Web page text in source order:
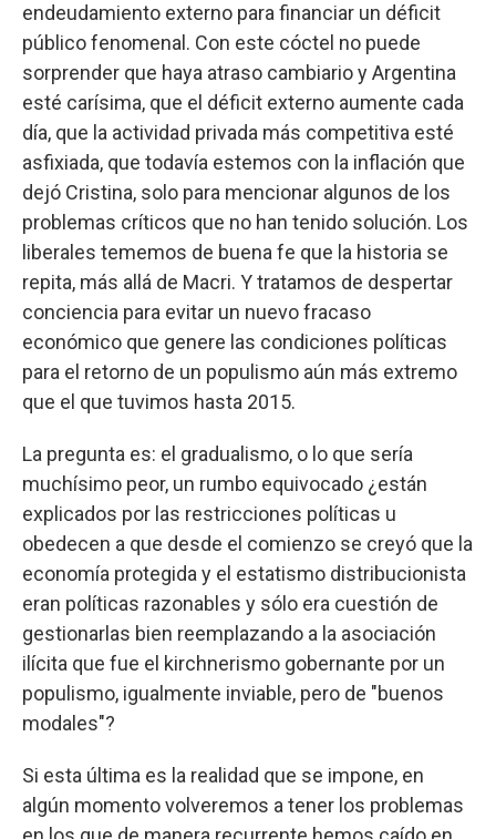
endeudamiento externo para financiar un déficit
público fenomenal. Con este cóctel no puede
sorprender que haya atraso cambiario y Argentina
esté carísima, que el déficit externo aumente cada
día, que la actividad privada más competitiva esté
asfixiada, que todavía estemos con la inflación que
dejó Cristina, solo para mencionar algunos de los
problemas críticos que no han tenido solución. Los
liberales tememos de buena fe que la historia se
repita, más allá de Macri. Y tratamos de despertar
conciencia para evitar un nuevo fracaso
económico que genere las condiciones políticas
para el retorno de un populismo aún más extremo
que el que tuvimos hasta 2015.
La pregunta es: el gradualismo, o lo que sería
muchísimo peor, un rumbo equivocado ¿están
explicados por las restricciones políticas u
obedecen a que desde el comienzo se creyó que la
economía protegida y el estatismo distribucionista
eran políticas razonables y sólo era cuestión de
gestionarlas bien reemplazando a la asociación
ilícita que fue el kirchnerismo gobernante por un
populismo, igualmente inviable, pero de "buenos
modales"?
Si esta última es la realidad que se impone, en
algún momento volveremos a tener los problemas